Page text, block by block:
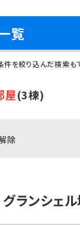
覧
件を絞り込んだ検索も
屋(3棟)
除
グランシェ